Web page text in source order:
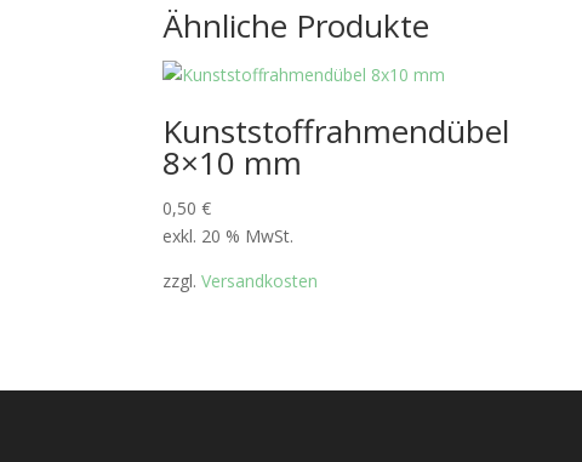
Ähnliche Produkte
Kunststoffrahmendübel
8×10 mm
0,50€
exkl. 20 % MwSt.
zzgl.Versandkosten